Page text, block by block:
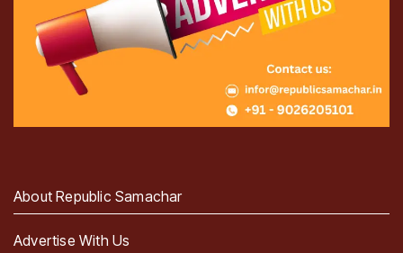
About Republic Samachar
Advertise With Us